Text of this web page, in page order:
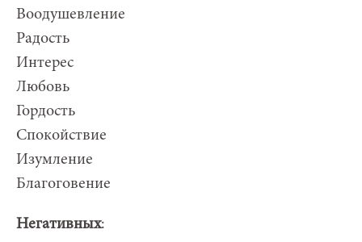
Воодушевление
Радость
Интерес
Любовь
Гордость
Спокойствие
Изумление
Благоговение
Негативных: